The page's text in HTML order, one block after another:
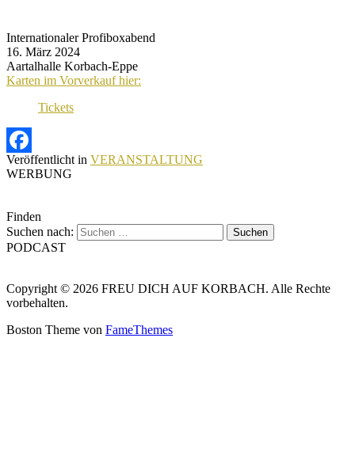
Internationaler Profiboxabend
16. März 2024
Aartalhalle Korbach-Eppe
Karten im Vorverkauf hier:
Tickets
Facebook
Veröffentlicht in VERANSTALTUNG
WERBUNG
Finden
Suchen nach:
PODCAST
Copyright © 2026 FREU DICH AUF KORBACH. Alle Rechte
vorbehalten.
Boston Theme von FameThemes